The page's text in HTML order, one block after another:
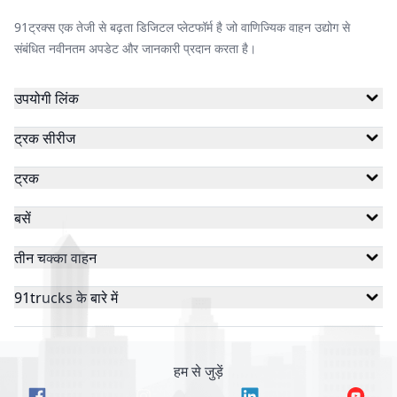
जेम ईवी जीकॉन ऑटोमोटिव
ठुकराल इलेक्ट्रिक
91ट्रक्स एक तेजी से बढ़ता डिजिटल प्लेटफॉर्म है जो वाणिज्यिक वाहन उद्योग से
संबंधित नवीनतम अपडेट और जानकारी प्रदान करता है।
उपयोगी लिंक
ट्रक सीरीज
ट्रक
बसें
तीन चक्का वाहन
91trucks के बारे में
हम से जुड़ें